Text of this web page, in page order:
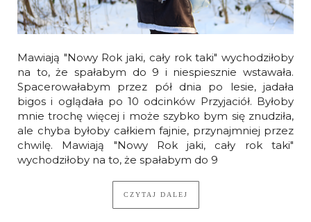
Mawiają "Nowy Rok jaki, cały rok taki" wychodziłoby
na to, że spałabym do 9 i niespiesznie wstawała.
Spacerowałabym przez pół dnia po lesie, jadała
bigos i oglądała po 10 odcinków Przyjaciół. Byłoby
mnie trochę więcej i może szybko bym się znudziła,
ale chyba byłoby całkiem fajnie, przynajmniej przez
chwilę. Mawiają "Nowy Rok jaki, cały rok taki"
wychodziłoby na to, że spałabym do 9
CZYTAJ DALEJ